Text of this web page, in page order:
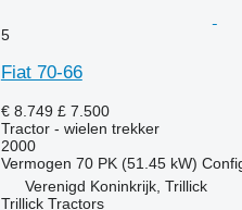
5
Fiat 70-66
€ 8.749 £ 7.500
Tractor - wielen trekker
2000
Vermogen 70 PK (51.45 kW)
Verenigd Koninkrijk, Trillick
Trillick Tractors